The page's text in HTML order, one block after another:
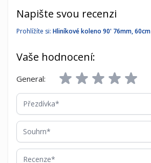
Napište svou recenzi
Prohlížíte si: Hliníkové koleno 90' 76mm, 60cm
Vaše hodnocení:
General:
Přezdívka
Souhrn
Recenze